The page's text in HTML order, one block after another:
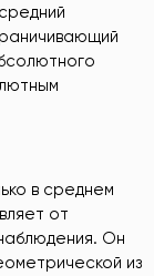
в среднем
от
Он
из